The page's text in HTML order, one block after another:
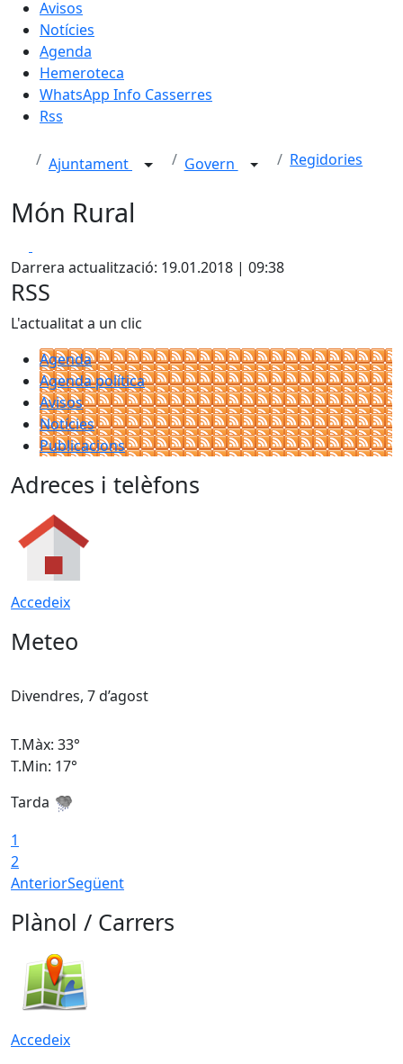
Avisos
Notícies
Agenda
Hemeroteca
WhatsApp Info Casserres
Rss
Ajuntament Govern Regidories
Món Rural
Darrera actualització: 19.01.2018 | 09:38
RSS
L'actualitat a un clic
Agenda
Agenda política
Avisos
Notícies
Publicacions
Adreces i telèfons
Accedeix
Meteo
Divendres, 7 d’agost
T.Màx: 33°
T.Min: 17°
Tarda
1
2
AnteriorSegüent
Plànol / Carrers
Accedeix